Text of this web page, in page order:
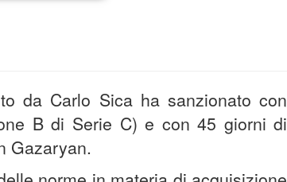
da Carlo Sica ha sanzionato con
B di Serie C) e con 45 giorni di
Gazaryan.